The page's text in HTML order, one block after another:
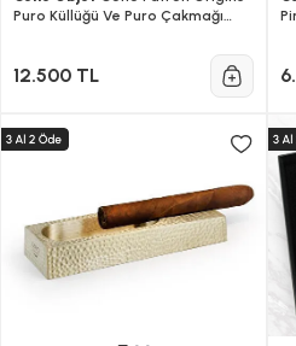
Puro Küllüğü Ve Puro Çakmağı
12.500 TL